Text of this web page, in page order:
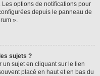
options de notifications pour
depuis le panneau de
».
sujets ?
un sujet en cliquant sur le lien
placé en haut et en bas du